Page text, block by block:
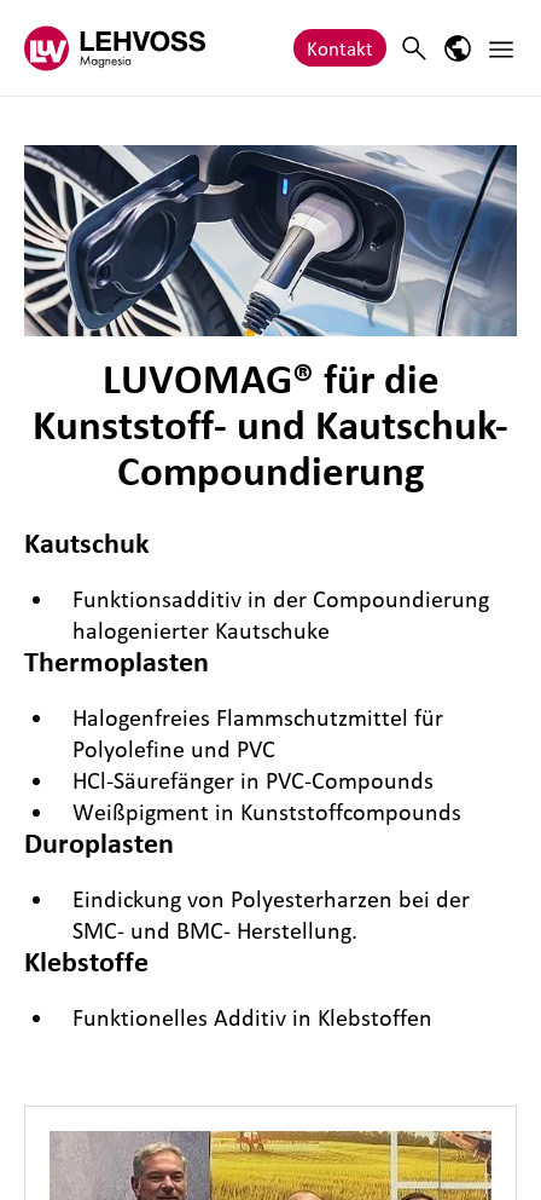
Kontakt SearchSprach-
LUVOMAG® für die
Kunststoff- und Kautschuk-
Compoundierung
Kautschuk
Funktionsadditiv in der Compoundierung
halogenierter Kautschuke
Thermoplasten
Halogenfreies Flammschutzmittel für
Polyolefine und PVC
HCl-Säurefänger in PVC-Compounds
Weißpigment in Kunststoffcompounds
Duroplasten
Eindickung von Polyesterharzen bei der
SMC- und BMC- Herstellung.
Klebstoffe
Funktionelles Additiv in Klebstoffen